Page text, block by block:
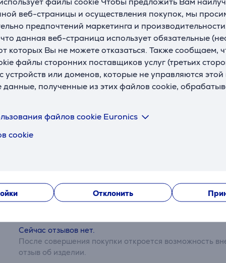
веб-страницы и осуществления покупок, мы
предпочтений маркетинга и
данная веб-страница использует обязательные
которых Вы не можете отказаться. Также сообщаем,
файлы сторонних поставщиков услуг (третьих
устройств или доменов, которые не управляются
данные, полученные из этих файлов cookie,
файлов cookie Euronics
cookie
Отклонить
Особенности
край для удобного слива,
ручки остаются
прохладными
Страна производства
Китай
Цвет
нержавеющая сталь
Сейчас отзывов нет.
После совершения покупки откроется возможность
отзыв об изделии.